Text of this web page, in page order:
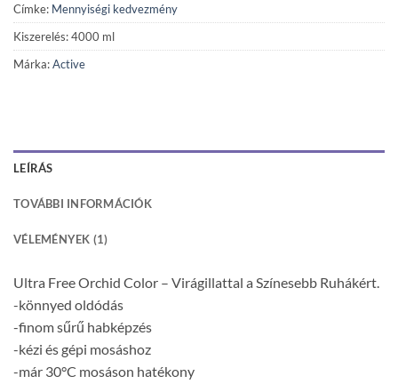
Címke: Mennyiségi kedvezmény
Kiszerelés: 4000 ml
Márka:Active
LEÍRÁS
TOVÁBBI INFORMÁCIÓK
VÉLEMÉNYEK (1)
Ultra Free Orchid Color – Virágillattal a Színesebb Ruhákért.
-könnyed oldódás
-finom sűrű habképzés
-kézi és gépi mosáshoz
-már 30°C mosáson hatékony